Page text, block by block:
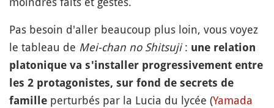
Pas besoin d'aller beaucoup plus loin, vous voyez
le tableau de Mei-chan no Shitsuji: une relation
platonique va s'installer progressivement entre
les 2 protagonistes, sur fond de secrets de
famille perturbés par la Lucia du lycée (Yamada